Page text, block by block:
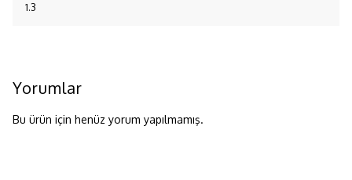
1.3
Yorumlar
Bu ürün için henüz yorum yapılmamış.